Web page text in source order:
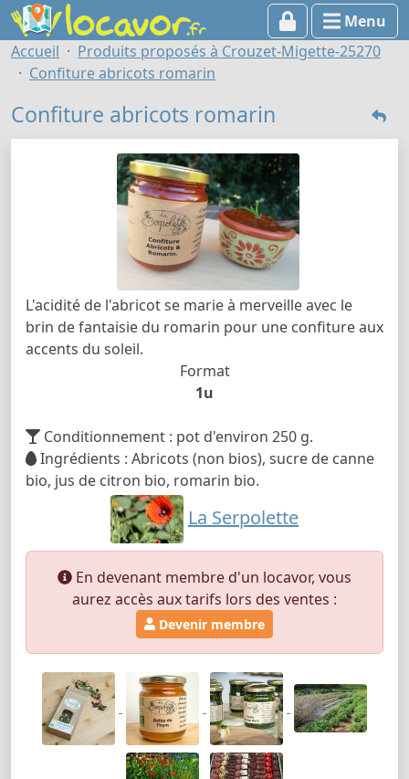
Menu
Accueil
Produits proposés à Crouzet-Migette-25270
Confiture abricots romarin
Confiture abricots romarin
L'acidité de l'abricot se marie à merveille avec le
brin de fantaisie du romarin pour une confiture aux
accents du soleil.
Format
1u
Conditionnement : pot d'environ 250 g.
Ingrédients : Abricots (non bios), sucre de canne
bio, jus de citron bio, romarin bio.
La Serpolette
En devenant membre d'un locavor, vous
aurez accès aux tarifs lors des ventes :
Devenir membre